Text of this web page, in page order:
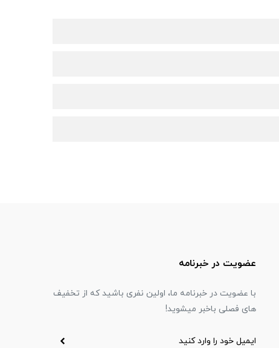
عضویت در خبرنامه
با عضویت در خبرنامه ما، اولین نفری باشید که از تخفیف
های فصلی باخبر میشوید!